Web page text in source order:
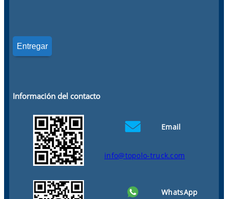
Información del contacto
Email
info@topolo-truck.com
WhatsApp